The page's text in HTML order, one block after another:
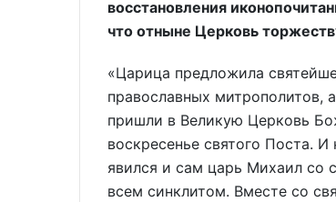
восстановления
что отныне Церковь
«Царица предложила
православных митрополитов,
пришли в Великую Церковь
воскресенье святого Поста.
явился и сам царь Михаил со
всем синклитом. Вместе со